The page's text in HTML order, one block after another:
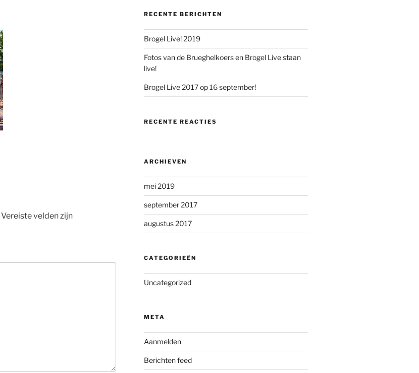
Vereiste velden zijn
RECENTE BERICHTEN
Brogel Live! 2019
Fotos van de Brueghelkoers en Brogel Live staan
live!
Brogel Live 2017 op 16 september!
RECENTE REACTIES
ARCHIEVEN
mei 2019
september 2017
augustus 2017
CATEGORIEËN
Uncategorized
META
Aanmelden
Berichten feed